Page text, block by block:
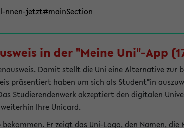
nnen-jetzt#mainSection
in der "Meine Uni"-App
Damit stellt die Uni eine Alternative zur
präsentiert haben um sich als Student*in
Studierendenwerk akzeptiert den digitalen
Ihre Unicard.
Er zeigt das Uni-Logo, den Namen,